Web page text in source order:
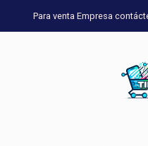
Para venta Empresa
Accesorios Cargador Ugreen